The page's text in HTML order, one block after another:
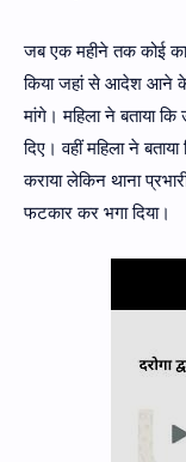
जब एक महीने तक कोई
किया जहां से आदेश आने के
मांगे। महिला ने बताया
दिए। वहीं महिला ने
कराया लेकिन थाना
फटकार कर भगा दिया।